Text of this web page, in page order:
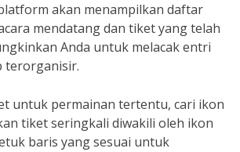
akan menampilkan daftar
mendatang dan tiket yang telah
Anda untuk melacak entri
terorganisir.
untuk permainan tertentu, cari ikon
tiket seringkali diwakili oleh ikon
baris yang sesuai untuk